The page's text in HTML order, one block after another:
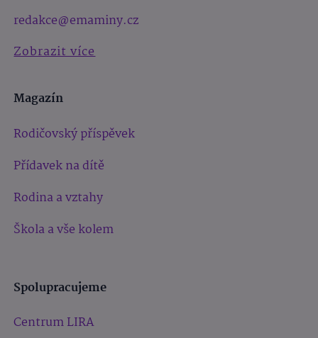
redakce@emaminy.cz
Zobrazit více
Magazín
Rodičovský příspěvek
Přídavek na dítě
Rodina a vztahy
Škola a vše kolem
Spolupracujeme
Centrum LIRA